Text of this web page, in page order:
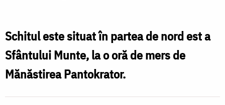
Athos
/
Foto:
Pr.
Schitul este situat în partea de nord est a
Sfântului Munte, la o oră de mers de
Mănăstirea Pantokrator.